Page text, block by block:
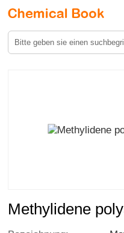
Methylidene